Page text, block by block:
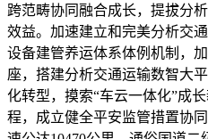
跨范畴协同融合成长，提拔分
效益。加速建立和完美分析交
设备建管养运体系体例机制，
座，搭建分析交通运输数智大
化转型，摸索“车云一体化”成
程，成立健全平安监管措置协